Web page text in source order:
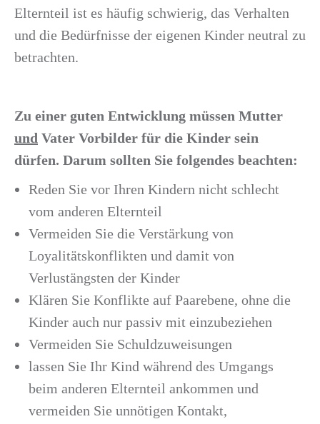
Elternteil ist es häufig schwierig, das Verhalten
und die Bedürfnisse der eigenen Kinder neutral zu
betrachten.
Zu einer guten Entwicklung müssen Mutter
und Vater Vorbilder für die Kinder sein
dürfen. Darum sollten Sie folgendes beachten:
Reden Sie vor Ihren Kindern nicht schlecht
vom anderen Elternteil
Vermeiden Sie die Verstärkung von
Loyalitätskonflikten und damit von
Verlustängsten der Kinder
Klären Sie Konflikte auf Paarebene, ohne die
Kinder auch nur passiv mit einzubeziehen
Vermeiden Sie Schuldzuweisungen
lassen Sie Ihr Kind während des Umgangs
beim anderen Elternteil ankommen und
vermeiden Sie unnötigen Kontakt,